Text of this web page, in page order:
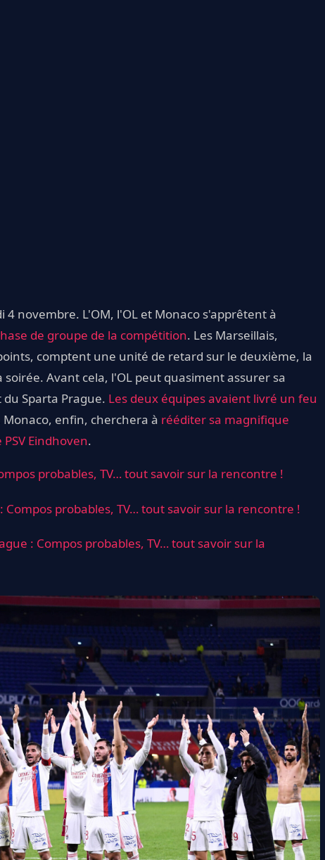
4 novembre. L'OM, l'OL et Monaco s'apprêtent à
de groupe de la compétition. Les Marseillais,
comptent une unité de retard sur le deuxième, la
Avant cela, l'OL peut quasiment assurer sa
Sparta Prague. Les deux équipes avaient livré un feu
Monaco, enfin, cherchera à rééditer sa magnifique
Eindhoven.
probables, TV… tout savoir sur la rencontre !
: Compos probables, TV… tout savoir sur la rencontre !
: Compos probables, TV… tout savoir sur la